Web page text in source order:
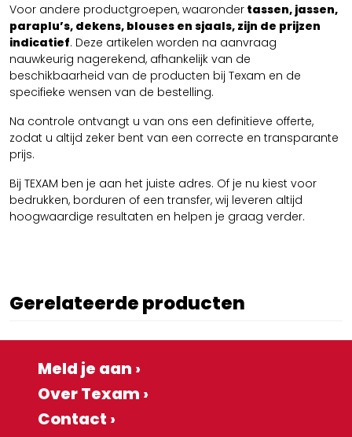
Voor andere productgroepen, waaronder tassen, jassen,
paraplu’s, dekens, blouses en sjaals, zijn de prijzen
indicatief. Deze artikelen worden na aanvraag
nauwkeurig nagerekend, afhankelijk van de
beschikbaarheid van de producten bij Texam en de
specifieke wensen van de bestelling.
Na controle ontvangt u van ons een definitieve offerte,
zodat u altijd zeker bent van een correcte en transparante
prijs.
Bij TEXAM ben je aan het juiste adres. Of je nu kiest voor
bedrukken, borduren of een transfer, wij leveren altijd
hoogwaardige resultaten en helpen je graag verder.
Gerelateerde producten
Meld je aan ›
Over Texam ›
Contact ›